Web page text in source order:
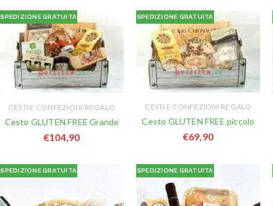
SPEDIZIONE GRATUITA
CESTI E CONFEZIONI REGALO
Cesto GLUTEN FREE Grande
€104,90
SPEDIZIONE GRATUITA
CESTI E CONFEZIONI REGALO
Cesto GLUTEN FREE piccolo
€69,90
SPEDIZIONE GRATUITA SPEDIZIONE GRATUITA